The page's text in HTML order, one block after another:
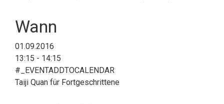
Wann
01.09.2016
13:15 - 14:15
#_EVENTADDTOCALENDAR
Taiji Quan für Fortgeschrittene